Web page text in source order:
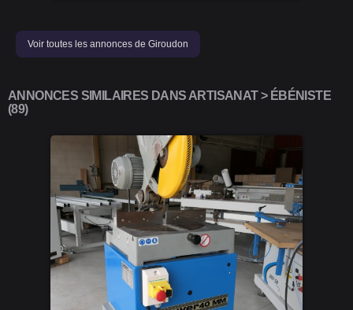
Voir toutes les annonces de Giroudon
ANNONCES SIMILAIRES DANS ARTISANAT > ÉBÉNISTE
(89)